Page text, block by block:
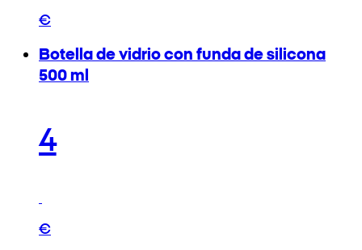
€
Botella de vidrio con funda de silicona
500 ml
4
€